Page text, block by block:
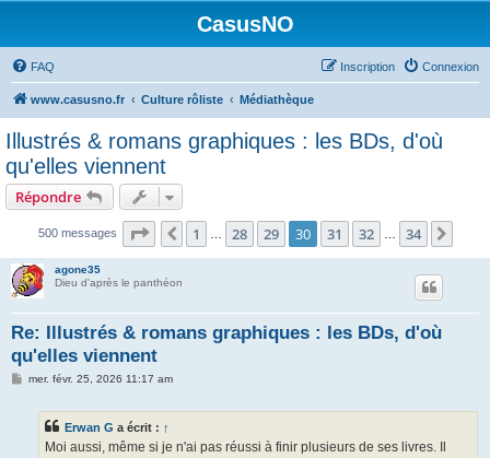
CasusNO
FAQ Connexion
Inscription
www.casusno.fr Culture rôliste Médiathèque
Illustrés & romans graphiques : les BDs, d'où
qu'elles viennent
Répondre
500 messages Page 30 sur 34
Précédent
1 28 29 30 31 32 34
agone35
Dieu d'après le panthéon
Re: Illustrés & romans graphiques : les BDs, d'où
qu'elles viennent
Mmer. févr. 25, 2026 11:17 am
Erwan G a écrit : ↑
Moi aussi, même si je n'ai pas réussi à finir plusieurs de ses livres. Il